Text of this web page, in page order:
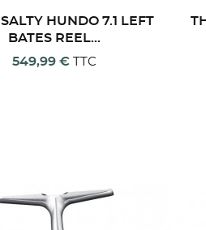
HUNDO 7.1 LEFT
BATES REEL...
549,99 €
TTC